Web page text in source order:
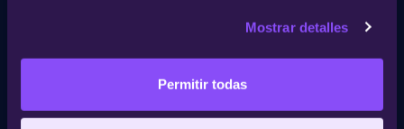
Mostrar detalles
Permitir todas
Insiders: El eslabón débil de
la ciberseguridad
empresarial